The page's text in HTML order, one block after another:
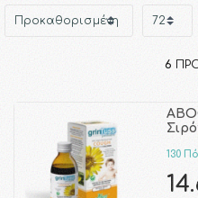
6
130